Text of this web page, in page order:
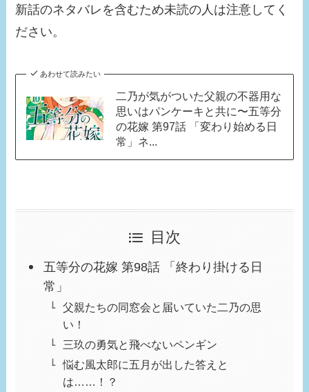
新話のネタバレを含むため未読の人は注意してく
ださい。
あわせて読みたい
二乃が気がついた父親の不器用な
思いはパンケーキと共に〜五等分
の花嫁 第97話 「変わり始める日
常」ネ...
目次
五等分の花嫁 第98話 「終わり掛ける日
常」
父親たちの同窓会と届いていた二乃の思
い！
三玖の勇気と飛べないペンギン
悩む風太郎に五月が出した答えと
は……！？